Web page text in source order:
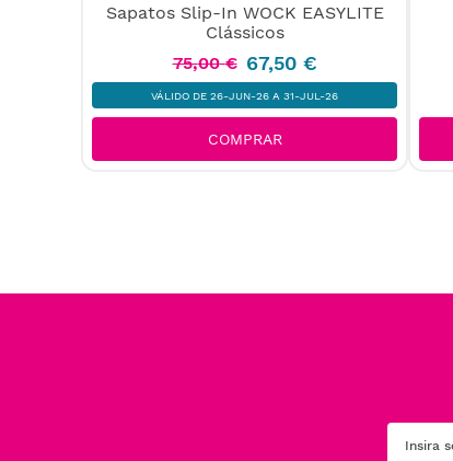
Sapatos Slip-In WOCK EASYLITE
Clássicos
75,00 € 67,50 €
VÁLIDO DE 26-JUN-26 A 31-JUL-26
COMPRAR